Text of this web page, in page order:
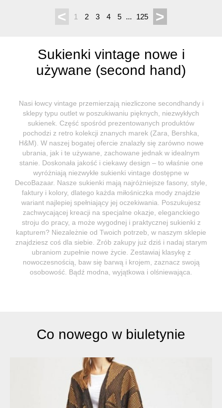
< 1 2 3 4 5 ... 125 >
Sukienki vintage nowe i
używane (second hand)
Nasi łowcy vintage przemierzają niezliczone secondhandy i
sklepy typu outlet w poszukiwaniu pięknych, niezwykłych
sukienek. Część spośród prezentowanych produktów
pochodzi z retro kolekcji znanych marek (Zara, Bershka,
H&M). W naszej bogatej ofercie znalazły się zarówno nowe
ubrania, jak i te używane, zachowane jednak w idealnym
stanie. Doskonała jakość i ciekawy design – to właśnie one
wyróżniają niezwykłe sukienki vintage dostępne w
DecoBazaar. Nasze sukienki mają najróżniejsze fasony, style,
faktury i kolory, dlatego każda miłośniczka mody znajdzie
wariant najlepiej spełniający jej oczekiwania. Poszukujesz
zachwycającej kreacji na specjalne okazje, eleganckiego
stroju do pracy, a może wygodnej i praktycznej sukienki z
kapturem? Niezależnie od Twoich potrzeb, w naszym sklepie
znajdziesz coś dla siebie. Zrób zakupy już dziś i nadaj starym
ubraniom zupełnie nowe życie. Zestawiaj klasykę z
nowoczesnością, baw się barwą i krojem, zaznacz swoją
osobowość. Bądź modna, wyjątkowa i olśniewająca.
Co nowego w biuletynie